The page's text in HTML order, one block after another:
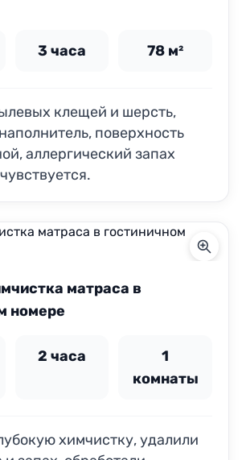
3 часа 78 м²
клещей и шерсть,
поверхность
аллергический запах
матраса в
номере
2 часа
1
комнаты
химчистку, удалили